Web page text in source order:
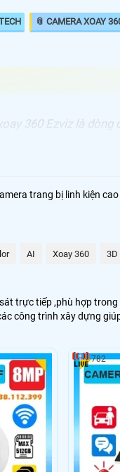
📎 CAMERA XOAY
360 Ezviz là
đa chiều trên điện
bán cầu xung
trang bị linh kiện
AI Xoay 360 3D
trực tiếp ,phù hợp
công trình xây dựng
782